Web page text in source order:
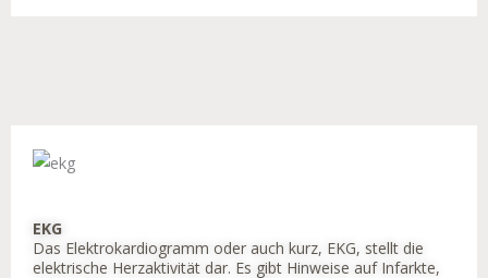
EKG
Das Elektrokardiogramm oder auch kurz, EKG, stellt die
elektrische Herzaktivität dar. Es gibt Hinweise auf Infarkte,